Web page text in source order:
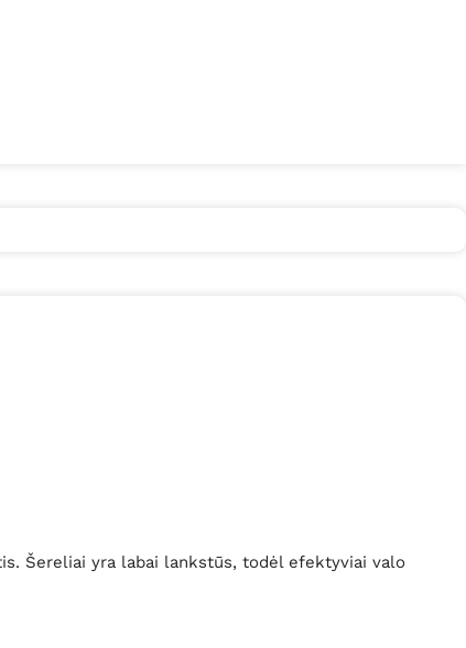
Šereliai yra labai lankstūs, todėl efektyviai valo